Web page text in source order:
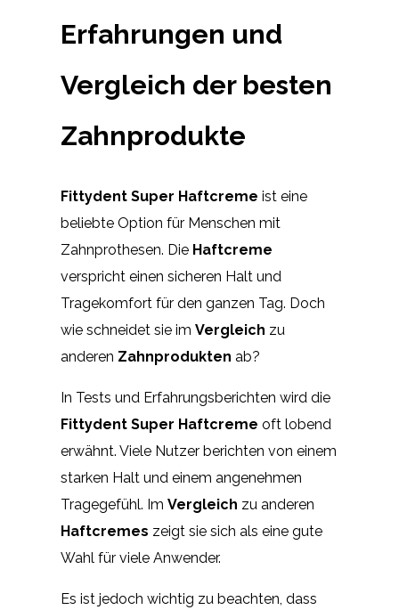
Erfahrungen und
Vergleich der besten
Zahnprodukte
Fittydent Super Haftcreme ist eine
beliebte Option für Menschen mit
Zahnprothesen. Die Haftcreme
verspricht einen sicheren Halt und
Tragekomfort für den ganzen Tag. Doch
wie schneidet sie im Vergleich zu
anderen Zahnprodukten ab?
In Tests und Erfahrungsberichten wird die
Fittydent Super Haftcreme oft lobend
erwähnt. Viele Nutzer berichten von einem
starken Halt und einem angenehmen
Tragegefühl. Im Vergleich zu anderen
Haftcremes zeigt sie sich als eine gute
Wahl für viele Anwender.
Es ist jedoch wichtig zu beachten, dass